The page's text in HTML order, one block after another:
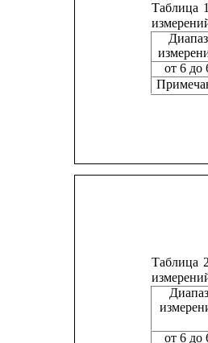
Таблица 1
от 6 до
Таблица
от 6 до